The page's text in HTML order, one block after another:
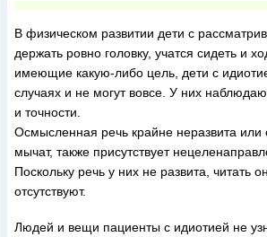
В физическом развитии дети с
держать ровно головку, учатся сидеть и
имеющие какую-либо цель, дети с
случаях и не могут вовсе. У них
и точности.
Осмысленная речь крайне неразвита или
мычат, также присутствует
Поскольку речь у них не развита, читать
отсутствуют.
Людей и вещи пациенты с идиотией не